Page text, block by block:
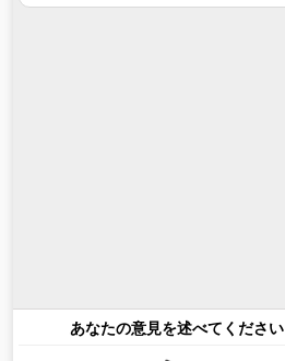
あなたの意見を述べてください